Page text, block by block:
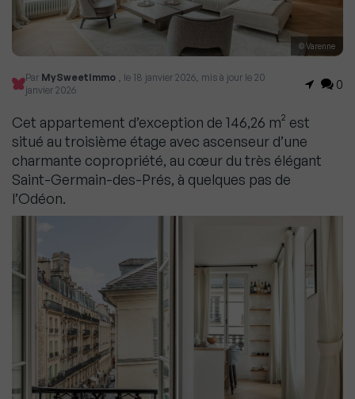
© Varenne
Par MySweetImmo , le 18 janvier 2026, mis à jour le 20
janvier 2026
0
Cet appartement d’exception de 146,26 m² est
situé au troisième étage avec ascenseur d’une
charmante copropriété, au cœur du très élégant
Saint-Germain-des-Prés, à quelques pas de
l’Odéon.